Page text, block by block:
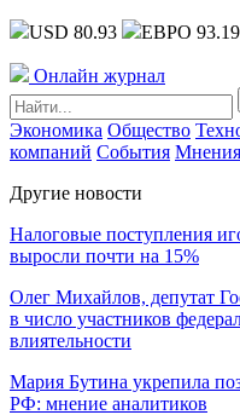
USD 80.93 ЕВРО 93.19
Онлайн журнал
Экономика Общество
компаний События Мнения
Другие новости
Налоговые поступления
выросли почти на 15%
Олег Михайлов, депутат
в число участников
влиятельности
Мария Бутина укрепила
РФ: мнение аналитиков